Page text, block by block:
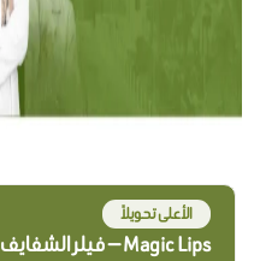
الأعلى تحويلاً
Magic Lips — فيلر الشفايف